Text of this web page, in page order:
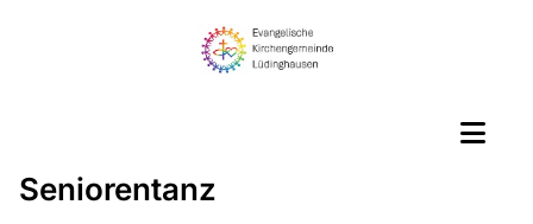
Seniorentanz